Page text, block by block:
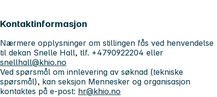
Kontaktinformasjon
Nærmere opplysninger om stillingen fås ved henvendelse
til dekan Snelle Hall, tlf. +4790922204 eller
snellhall@khio.no
Ved spørsmål om innlevering av søknad (tekniske
spørsmål), kan seksjon Mennesker og organisasjon
kontaktes på e-post: hr@khio.no